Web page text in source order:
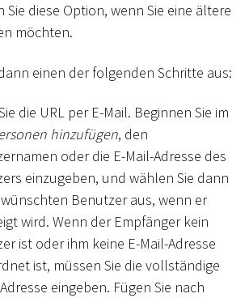
Sie diese Option, wenn Sie eine ältere
möchten.
einen der folgenden Schritte aus:
die URL per E-Mail. Beginnen Sie im
hinzufügen, den
oder die E-Mail-Adresse des
einzugeben, und wählen Sie dann
Benutzer aus, wenn er
wird. Wenn der Empfänger kein
ist oder ihm keine E-Mail-Adresse
ist, müssen Sie die vollständige
eingeben. Fügen Sie nach